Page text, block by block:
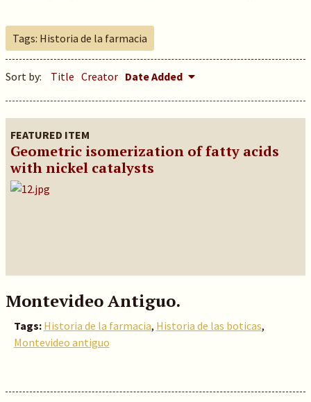
Tags: Historia de la farmacia
Sort by: Title Creator Date Added
FEATURED ITEM
Geometric isomerization of fatty acids
with nickel catalysts
Montevideo Antiguo.
Tags: Historia de la farmacia, Historia de las boticas,
Montevideo antiguo